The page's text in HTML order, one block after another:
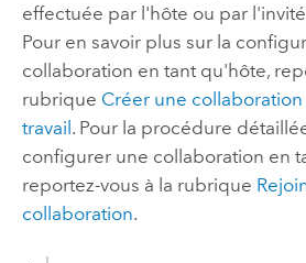
effectuée par l'hôte ou par
Pour en savoir plus sur la
collaboration en tant qu'hôte,
rubrique Créer une
travail. Pour la procédure
configurer une collaboration en
reportez-vous à la rubrique
collaboration.